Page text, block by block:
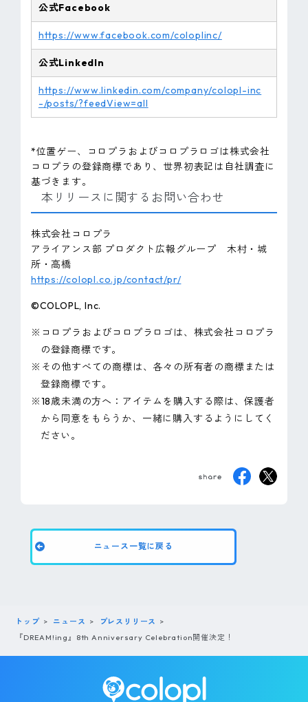
公式Facebook
https://www.facebook.com/coloplinc/
公式LinkedIn
https://www.linkedin.com/company/colopl-inc
-/posts/?feedView=all
*位置ゲー、コロプラおよびコロプラロゴは株式会社
コロプラの登録商標であり、世界初表記は自社調査に
基づきます。
本リリースに関するお問い合わせ
株式会社コロプラ
アライアンス部 プロダクト広報グループ 木村・城
所・高橋
https://colopl.co.jp/contact/pr/
©COLOPL, Inc.
※コロプラおよびコロプラロゴは、株式会社コロプラ
の登録商標です。
※その他すべての商標は、各々の所有者の商標または
登録商標です。
※18歳未満の方へ：アイテムを購入する際は、保護者
から同意をもらうか、一緒に購入するようにしてく
ださい。
ニュース一覧に戻る
トップ ニュース
プレスリリース
『DREAM!ing』8th Anniversary Celebration開催決定！